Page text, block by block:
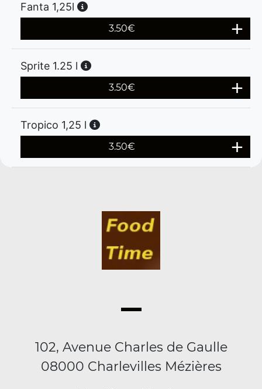
Fanta 1,25l
3.50€
Sprite 1.25 l
3.50€
Tropico 1,25 l
3.50€
102, Avenue Charles de Gaulle
08000 Charlevilles Mézières